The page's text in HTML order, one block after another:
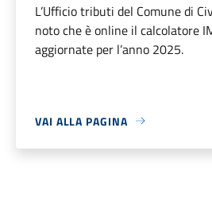
L’Ufficio tributi del Comune di
noto che è online il calcolatore
aggiornate per l’anno 2025.
VAI ALLA PAGINA